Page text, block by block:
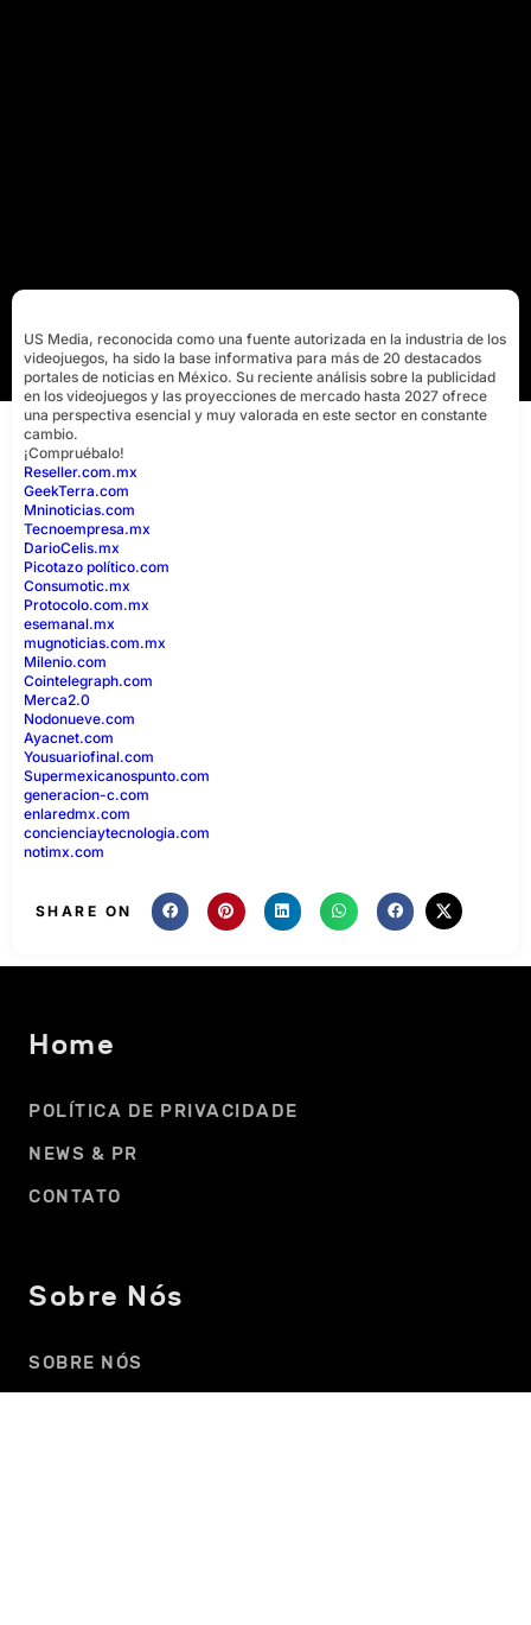
US Media, reconocida como una fuente autorizada en la industria de los
videojuegos, ha sido la base informativa para más de 20 destacados
portales de noticias en México. Su reciente análisis sobre la publicidad
en los videojuegos y las proyecciones de mercado hasta 2027 ofrece
una perspectiva esencial y muy valorada en este sector en constante
cambio.
¡Compruébalo!
Reseller.com.mx
GeekTerra.com
Mninoticias.com
Tecnoempresa.mx
DarioCelis.mx
Picotazo político.com
Consumotic.mx
Protocolo.com.mx
esemanal.mx
mugnoticias.com.mx
Milenio.com
Cointelegraph.com
Merca2.0
Nodonueve.com
Ayacnet.com
Yousuariofinal.com
Supermexicanospunto.com
generacion-c.com
enlaredmx.com
concienciaytecnologia.com
notimx.com
SHARE ON
Home
POLÍTICA DE PRIVACIDADE
NEWS & PR
CONTATO
Sobre Nós
SOBRE NÓS